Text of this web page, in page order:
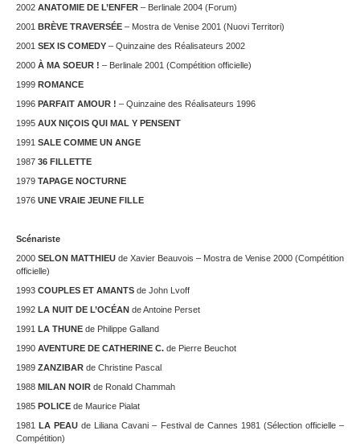
2002 ANATOMIE DE L’ENFER – Berlinale 2004 (Forum)
2001 BRÈVE TRAVERSÉE – Mostra de Venise 2001 (Nuovi Territori)
2001 SEX IS COMEDY – Quinzaine des Réalisateurs 2002
2000 À MA SOEUR ! – Berlinale 2001 (Compétition officielle)
1999 ROMANCE
1996 PARFAIT AMOUR ! – Quinzaine des Réalisateurs 1996
1995 AUX NIÇOIS QUI MAL Y PENSENT
1991 SALE COMME UN ANGE
1987 36 FILLETTE
1979 TAPAGE NOCTURNE
1976 UNE VRAIE JEUNE FILLE
Scénariste
2000 SELON MATTHIEU de Xavier Beauvois – Mostra de Venise 2000 (Compétition
officielle)
1993 COUPLES ET AMANTS de John Lvoff
1992 LA NUIT DE L’OCÉAN de Antoine Perset
1991 LA THUNE de Philippe Galland
1990 AVENTURE DE CATHERINE C. de Pierre Beuchot
1989 ZANZIBAR de Christine Pascal
1988 MILAN NOIR de Ronald Chammah
1985 POLICE de Maurice Pialat
1981 LA PEAU de Liliana Cavani – Festival de Cannes 1981 (Sélection officielle –
Compétition)